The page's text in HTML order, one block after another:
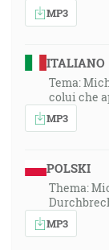
MP3
ITALIANO
Tema:
colui che
MP3
POLSKI
Thema:
MP3